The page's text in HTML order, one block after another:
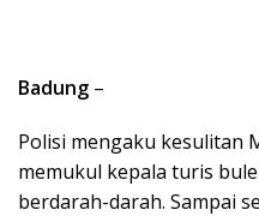
Badung –
Polisi mengaku kesulitan
memukul kepala turis
berdarah-darah. Sampai